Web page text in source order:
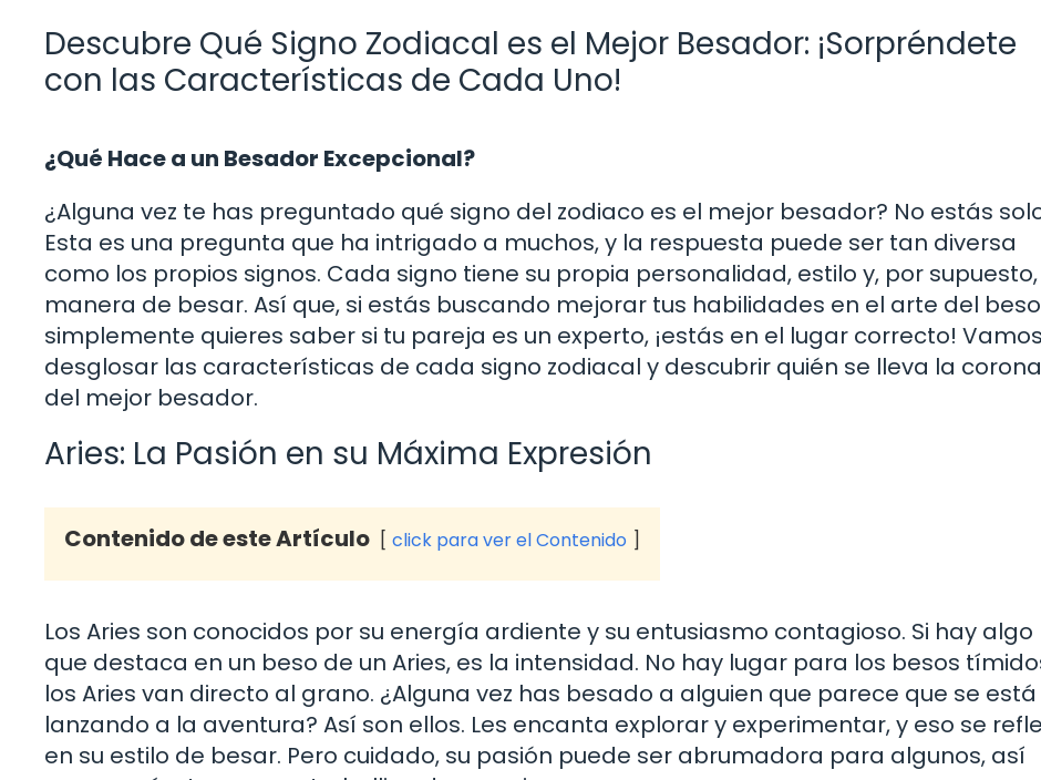
Descubre Qué Signo Zodiacal es el Mejor Besador: ¡Sorpréndete
con las Características de Cada Uno!
¿Qué Hace a un Besador Excepcional?
¿Alguna vez te has preguntado qué signo del zodiaco es el mejor besador? No estás
Esta es una pregunta que ha intrigado a muchos, y la respuesta puede ser tan diversa
como los propios signos. Cada signo tiene su propia personalidad, estilo y, por supuesto,
manera de besar. Así que, si estás buscando mejorar tus habilidades en el arte del
simplemente quieres saber si tu pareja es un experto, ¡estás en el lugar correcto!
desglosar las características de cada signo zodiacal y descubrir quién se lleva la corona
del mejor besador.
Aries: La Pasión en su Máxima Expresión
Contenido de este Artículo click para ver el Contenido
Los Aries son conocidos por su energía ardiente y su entusiasmo contagioso. Si hay algo
que destaca en un beso de un Aries, es la intensidad. No hay lugar para los besos
los Aries van directo al grano. ¿Alguna vez has besado a alguien que parece que se está
lanzando a la aventura? Así son ellos. Les encanta explorar y experimentar, y eso se
en su estilo de besar. Pero cuidado, su pasión puede ser abrumadora para algunos, así